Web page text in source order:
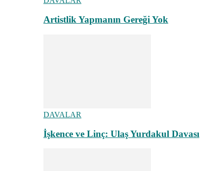
Artistlik Yapmanın Gereği Yok
DAVALAR
İşkence ve Linç: Ulaş Yurdakul Davası